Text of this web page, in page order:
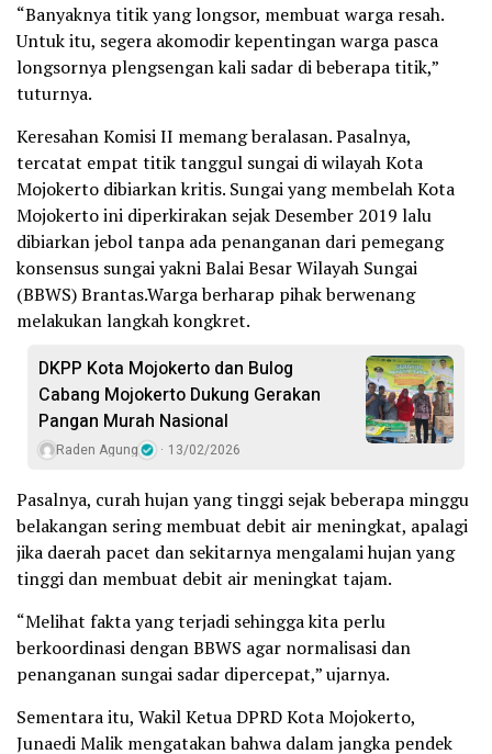
“Banyaknya titik yang longsor, membuat warga resah.
Untuk itu, segera akomodir kepentingan warga pasca
longsornya plengsengan kali sadar di beberapa titik,”
tuturnya.
Keresahan Komisi II memang beralasan. Pasalnya,
tercatat empat titik tanggul sungai di wilayah Kota
Mojokerto dibiarkan kritis. Sungai yang membelah Kota
Mojokerto ini diperkirakan sejak Desember 2019 lalu
dibiarkan jebol tanpa ada penanganan dari pemegang
konsensus sungai yakni Balai Besar Wilayah Sungai
(BBWS) Brantas.Warga berharap pihak berwenang
melakukan langkah kongkret.
DKPP Kota Mojokerto dan Bulog
Cabang Mojokerto Dukung Gerakan
Pangan Murah Nasional
Raden Agung 13/02/2026
Pasalnya, curah hujan yang tinggi sejak beberapa minggu
belakangan sering membuat debit air meningkat, apalagi
jika daerah pacet dan sekitarnya mengalami hujan yang
tinggi dan membuat debit air meningkat tajam.
“Melihat fakta yang terjadi sehingga kita perlu
berkoordinasi dengan BBWS agar normalisasi dan
penanganan sungai sadar dipercepat,” ujarnya.
Sementara itu, Wakil Ketua DPRD Kota Mojokerto,
Junaedi Malik mengatakan bahwa dalam jangka pendek